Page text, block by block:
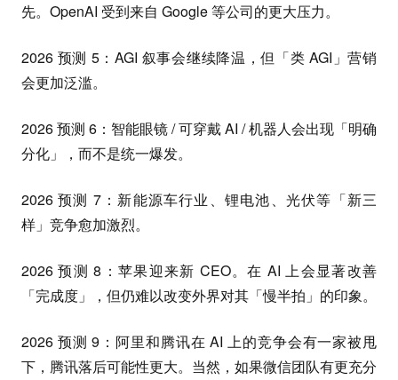
先。OpenAI 受到来自 Google 等公司的更大压力。
2026 预测 5：AGI 叙事会继续降温，但「类 AGI」营销
会更加泛滥。
2026 预测 6：智能眼镜 / 可穿戴 AI / 机器人会出现「明确
分化」，而不是统一爆发。
2026 预测 7：新能源车行业、锂电池、光伏等「新三
样」竞争愈加激烈。
2026 预测 8：苹果迎来新 CEO。在 AI 上会显著改善
「完成度」，但仍难以改变外界对其「慢半拍」的印象。
2026 预测 9：阿里和腾讯在 AI 上的竞争会有一家被甩
下，腾讯落后可能性更大。当然，如果微信团队有更充分